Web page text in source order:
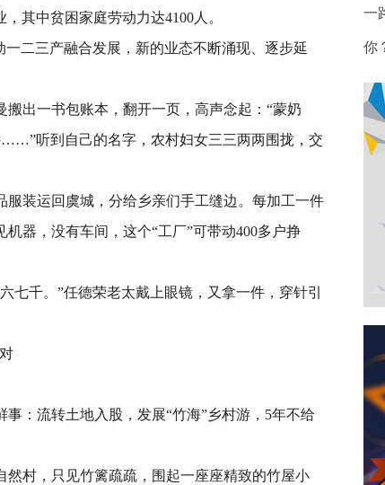
其中贫困家庭劳动力达4100人。
二三产融合发展，新的业态不断涌现、逐步延
出一书包账本，翻开一页，高声念起：“蒙奶
听到自己的名字，农村妇女三三两两围拢，交
装运回虞城，分给乡亲们手工缝边。每加工一件
器，没有车间，这个“工厂”可带动400多户挣
千。”任德荣老太戴上眼镜，又拿一件，穿针引
：流转土地入股，发展“竹海”乡村游，5年不给
村，只见竹篱疏疏，围起一座座精致的竹屋小
一
你